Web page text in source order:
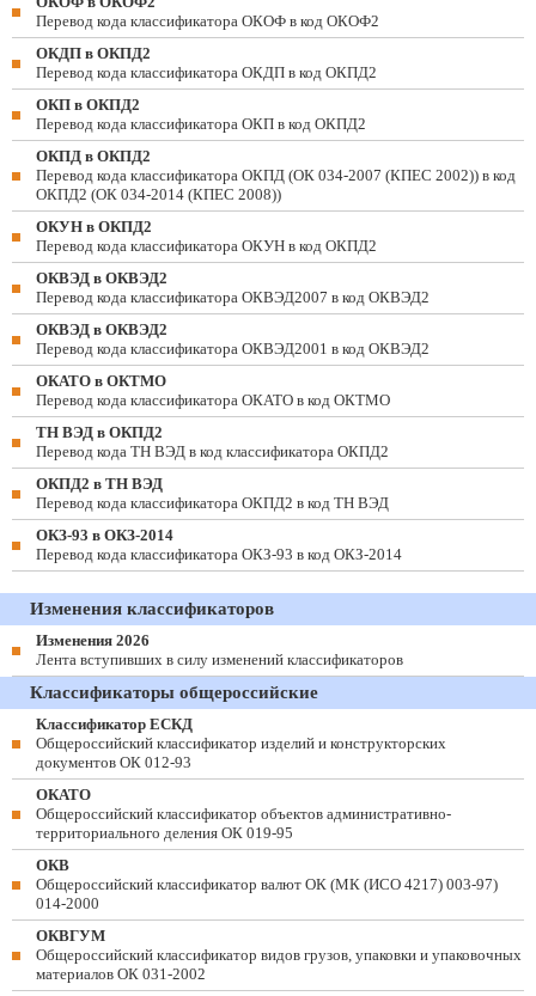
Перевод кода классификатора ОКОФ в код ОКОФ2
ОКДП в ОКПД2
Перевод кода классификатора ОКДП в код ОКПД2
ОКП в ОКПД2
Перевод кода классификатора ОКП в код ОКПД2
ОКПД в ОКПД2
Перевод кода классификатора ОКПД (ОК 034-2007 (КПЕС 2002)) в код
ОКПД2 (ОК 034-2014 (КПЕС 2008))
ОКУН в ОКПД2
Перевод кода классификатора ОКУН в код ОКПД2
ОКВЭД в ОКВЭД2
Перевод кода классификатора ОКВЭД2007 в код ОКВЭД2
ОКВЭД в ОКВЭД2
Перевод кода классификатора ОКВЭД2001 в код ОКВЭД2
ОКАТО в ОКТМО
Перевод кода классификатора ОКАТО в код ОКТМО
ТН ВЭД в ОКПД2
Перевод кода ТН ВЭД в код классификатора ОКПД2
ОКПД2 в ТН ВЭД
Перевод кода классификатора ОКПД2 в код ТН ВЭД
ОКЗ-93 в ОКЗ-2014
Перевод кода классификатора ОКЗ-93 в код ОКЗ-2014
Изменения классификаторов
Изменения 2026
Лента вступивших в силу изменений классификаторов
Классификаторы общероссийские
Классификатор ЕСКД
Общероссийский классификатор изделий и конструкторских
документов ОК 012-93
ОКАТО
Общероссийский классификатор объектов административно-
территориального деления ОК 019-95
ОКВ
Общероссийский классификатор валют ОК (МК (ИСО 4217) 003-97)
014-2000
ОКВГУМ
Общероссийский классификатор видов грузов, упаковки и упаковочных
материалов ОК 031-2002